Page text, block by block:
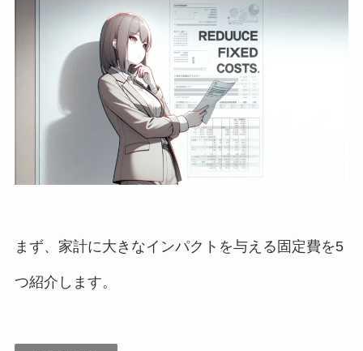
まず、家計に大きなインパクトを与える固定費を5
つ紹介します。